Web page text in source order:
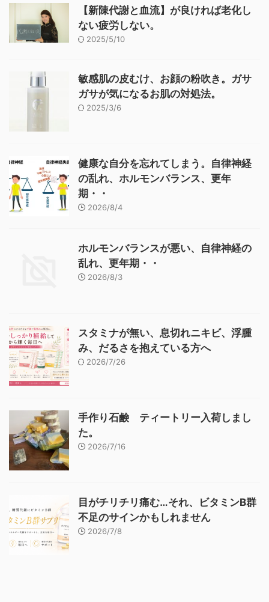
【新陳代謝と血流】が良ければ老化し
ない疲労しない。
2025/5/10
敏感肌の皮むけ、お顔の粉吹き。ガサ
ガサが気になるお肌の対処法。
2025/3/6
健康な自分を忘れてしまう。自律神経
の乱れ、ホルモンバランス、更年
期・・
2026/8/4
ホルモンバランスが悪い、自律神経の
乱れ、更年期・・
2026/8/3
スタミナが無い、息切れニキビ、浮腫
み、だるさを抱えている方へ
2026/7/26
手作り石鹸 ティートリー入荷しまし
た。
2026/7/16
目がチリチリ痛む…それ、ビタミンB群
不足のサインかもしれません
2026/7/8